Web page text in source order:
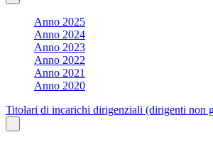
Anno 2025
Anno 2024
Anno 2023
Anno 2022
Anno 2021
Anno 2020
Titolari di incarichi dirigenziali (dirigenti non